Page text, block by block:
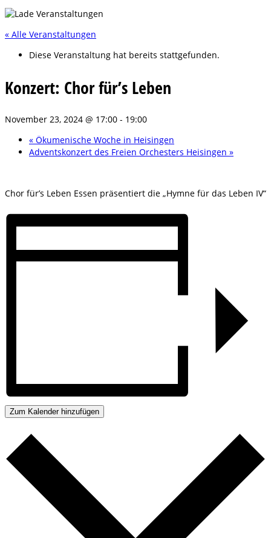
« Alle Veranstaltungen
Diese Veranstaltung hat bereits stattgefunden.
Konzert: Chor für’s Leben
November 23, 2024 @ 17:00 - 19:00
« Ökumenische Woche in Heisingen
Adventskonzert des Freien Orchesters Heisingen »
Chor für’s Leben Essen präsentiert die „Hymne für das Leben IV“
Zum Kalender hinzufügen